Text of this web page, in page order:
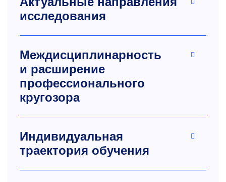
исследования
Междисциплинарность
и расширение
профессионального
кругозора
Индивидуальная
траектория обучения